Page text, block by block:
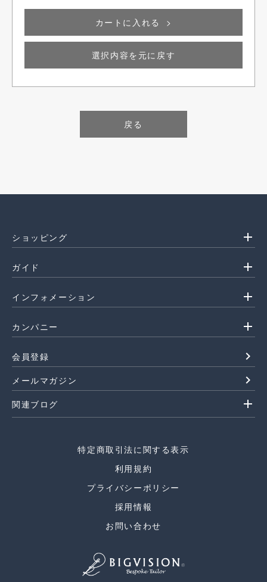
カートに入れる
選択内容を元に戻す
戻る
ショッピング add
ガイド add
インフォメーション add
カンパニー add
会員登録 navigate_next
メールマガジン navigate_next
関連ブログ add
特定商取引法に関する表示
利用規約
プライバシーポリシー
採用情報
お問い合わせ